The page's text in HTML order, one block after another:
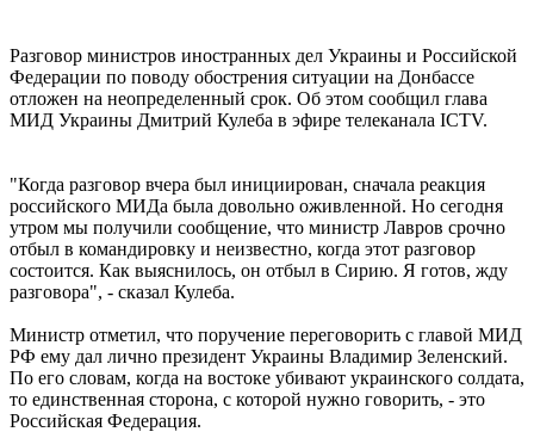
Разговор министров иностранных дел Украины и Российской
Федерации по поводу обострения ситуации на Донбассе
отложен на неопределенный срок. Об этом сообщил глава
МИД Украины Дмитрий Кулеба в эфире телеканала ICTV.
"Когда разговор вчера был инициирован, сначала реакция
российского МИДа была довольно оживленной. Но сегодня
утром мы получили сообщение, что министр Лавров срочно
отбыл в командировку и неизвестно, когда этот разговор
состоится. Как выяснилось, он отбыл в Сирию. Я готов, жду
разговора", - сказал Кулеба.
Министр отметил, что поручение переговорить с главой МИД
РФ ему дал лично президент Украины Владимир Зеленский.
По его словам, когда на востоке убивают украинского солдата,
то единственная сторона, с которой нужно говорить, - это
Российская Федерация.